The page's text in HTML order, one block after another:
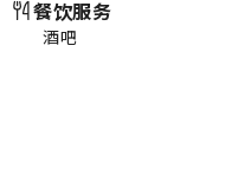
餐饮服务
酒吧